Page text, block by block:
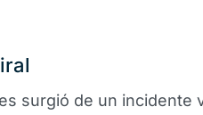
surgió de un incidente